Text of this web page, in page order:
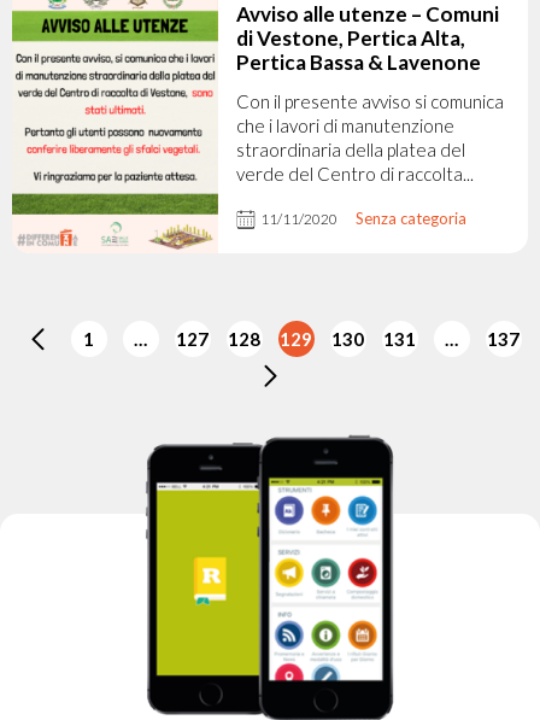
Avviso alle utenze – Comuni
di Vestone, Pertica Alta,
Pertica Bassa & Lavenone
Con il presente avviso si comunica
che i lavori di manutenzione
straordinaria della platea del
verde del Centro di raccolta...
11/11/2020 Senza categoria
< 1 … 127 128 129 130 131 …
137
>